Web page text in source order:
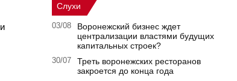
и
Слухи
03/08
Воронежский бизнес ждет
централизации властями будущих
капитальных строек?
30/07
Треть воронежских ресторанов
закроется до конца года